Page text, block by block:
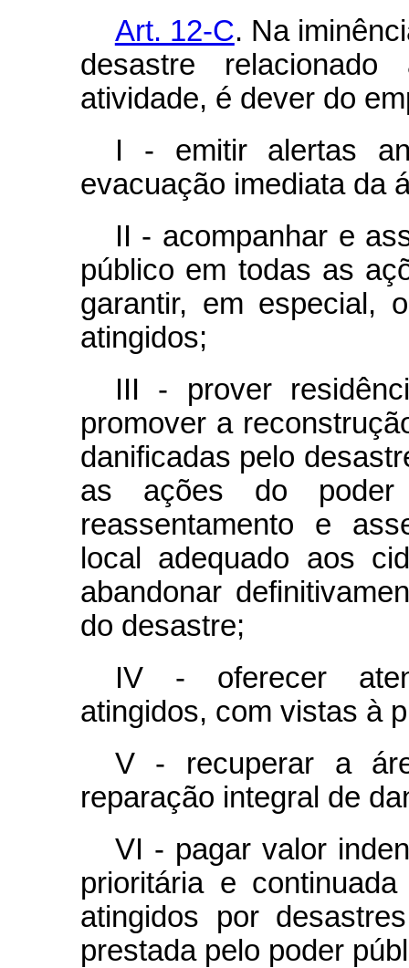
Art. 12-C. Na
desastre
atividade, é dever do
I - emitir alertas
evacuação imediata da
II - acompanhar e
público em todas as
garantir, em especial,
atingidos;
III - prover
promover a
danificadas pelo
as ações do poder
reassentamento e
local adequado aos
abandonar
do desastre;
IV - oferecer
atingidos, com vistas à
V - recuperar a
reparação integral de
VI - pagar valor
prioritária e
atingidos por
prestada pelo poder